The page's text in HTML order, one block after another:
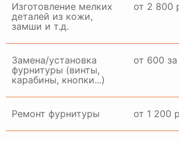
Изготовление мелких
деталей из кожи,
замши и т.д.
от 2 800
Замена/установка
фурнитуры (винты,
карабины, кнопки...)
от 600
Ремонт фурнитуры от 1 200